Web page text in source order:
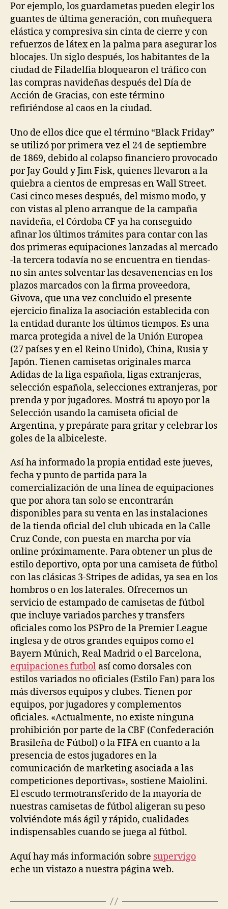
Por ejemplo, los guardametas pueden elegir los
guantes de última generación, con muñequera
elástica y compresiva sin cinta de cierre y con
refuerzos de látex en la palma para asegurar los
blocajes. Un siglo después, los habitantes de la
ciudad de Filadelfia bloquearon el tráfico con
las compras navideñas después del Día de
Acción de Gracias, con este término
refiriéndose al caos en la ciudad.
Uno de ellos dice que el término “Black Friday”
se utilizó por primera vez el 24 de septiembre
de 1869, debido al colapso financiero provocado
por Jay Gould y Jim Fisk, quienes llevaron a la
quiebra a cientos de empresas en Wall Street.
Casi cinco meses después, del mismo modo, y
con vistas al pleno arranque de la campaña
navideña, el Córdoba CF ya ha conseguido
afinar los últimos trámites para contar con las
dos primeras equipaciones lanzadas al mercado
-la tercera todavía no se encuentra en tiendas-
no sin antes solventar las desavenencias en los
plazos marcados con la firma proveedora,
Givova, que una vez concluido el presente
ejercicio finaliza la asociación establecida con
la entidad durante los últimos tiempos. Es una
marca protegida a nivel de la Unión Europea
(27 países y en el Reino Unido), China, Rusia y
Japón. Tienen camisetas originales marca
Adidas de la liga española, ligas extranjeras,
selección española, selecciones extranjeras, por
prenda y por jugadores. Mostrá tu apoyo por la
Selección usando la camiseta oficial de
Argentina, y prepárate para gritar y celebrar los
goles de la albiceleste.
Así ha informado la propia entidad este jueves,
fecha y punto de partida para la
comercialización de una línea de equipaciones
que por ahora tan solo se encontrarán
disponibles para su venta en las instalaciones
de la tienda oficial del club ubicada en la Calle
Cruz Conde, con puesta en marcha por vía
online próximamente. Para obtener un plus de
estilo deportivo, opta por una camiseta de fútbol
con las clásicas 3-Stripes de adidas, ya sea en los
hombros o en los laterales. Ofrecemos un
servicio de estampado de camisetas de fútbol
que incluye variados parches y transfers
oficiales como los PSPro de la Premier League
inglesa y de otros grandes equipos como el
Bayern Múnich, Real Madrid o el Barcelona,
equipaciones futbol así como dorsales con
estilos variados no oficiales (Estilo Fan) para los
más diversos equipos y clubes. Tienen por
equipos, por jugadores y complementos
oficiales. «Actualmente, no existe ninguna
prohibición por parte de la CBF (Confederación
Brasileña de Fútbol) o la FIFA en cuanto a la
presencia de estos jugadores en la
comunicación de marketing asociada a las
competiciones deportivas», sostiene Maiolini.
El escudo termotransferido de la mayoría de
nuestras camisetas de fútbol aligeran su peso
volviéndote más ágil y rápido, cualidades
indispensables cuando se juega al fútbol.
Aquí hay más información sobre supervigo
eche un vistazo a nuestra página web.